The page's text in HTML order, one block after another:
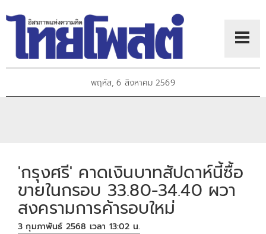
พฤหัส, 6 สิงหาคม 2569
'กรุงศรี' คาดเงินบาทสัปดาห์นี้ซื้อ
ขายในกรอบ 33.80-34.40 ผวา
สงครามการค้ารอบใหม่
3 กุมภาพันธ์ 2568 เวลา 13:02 น.